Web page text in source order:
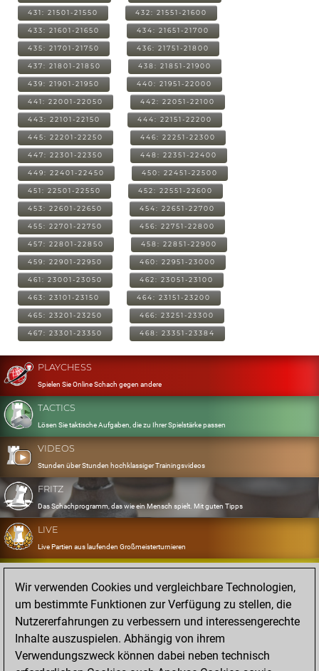
431: 21501-21550 432: 21551-21600
433: 21601-21650 434: 21651-21700
435: 21701-21750 436: 21751-21800
437: 21801-21850 438: 21851-21900
439: 21901-21950 440: 21951-22000
441: 22001-22050 442: 22051-22100
443: 22101-22150 444: 22151-22200
445: 22201-22250 446: 22251-22300
447: 22301-22350 448: 22351-22400
449: 22401-22450 450: 22451-22500
451: 22501-22550 452: 22551-22600
453: 22601-22650 454: 22651-22700
455: 22701-22750 456: 22751-22800
457: 22801-22850 458: 22851-22900
459: 22901-22950 460: 22951-23000
461: 23001-23050 462: 23051-23100
463: 23101-23150 464: 23151-23200
465: 23201-23250 466: 23251-23300
467: 23301-23350 468: 23351-23384
PLAYCHESS
Spielen Sie Online Schach gegen andere
TACTICS
Lösen Sie taktische Aufgaben, die zu Ihrer Spielstärke passen
VIDEOS
Stunden über Stunden hochklassiger Trainingsvideos
FRITZ
Das Schachprogramm, das wie ein Mensch spielt. Mit guten Tipps
LIVE
Live Partien aus laufenden Großmeisterturnieren
OPENINGS
Erfassen und Üben Sie Ihr Eröffnungsrepertoire
DATABASE
Acht Millionen starke Partien
MYGAMES
Speichern und analysieren Sie eigene Partien in der Cloud
Wir verwenden Cookies und vergleichbare Technologien,
um bestimmte Funktionen zur Verfügung zu stellen, die
Nutzererfahrungen zu verbessern und interessengerechte
Inhalte auszuspielen. Abhängig von ihrem
Verwendungszweck können dabei neben technisch